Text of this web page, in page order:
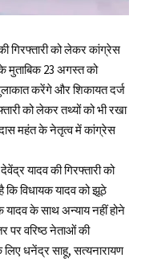
गिरफ्तारी को लेकर कांग्रेस
के मुताबिक 23 अगस्त को
करेंगे और शिकायत दर्ज
को लेकर तथ्यों को भी रखा
महंत के नेतृत्व में कांग्रेस
यादव की गिरफ्तारी को
विधायक यादव को झूठे
यादव के साथ अन्याय नहीं होने
पर वरिष्ठ नेताओं की
लिए धनेंद्र साहू, सत्यनारायण